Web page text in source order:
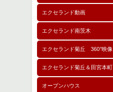
エクセランド動画
エクセランド南茨木
エクセランド菊丘 360°映像
エクセランド菊丘＆田宮本町
オープンハウス